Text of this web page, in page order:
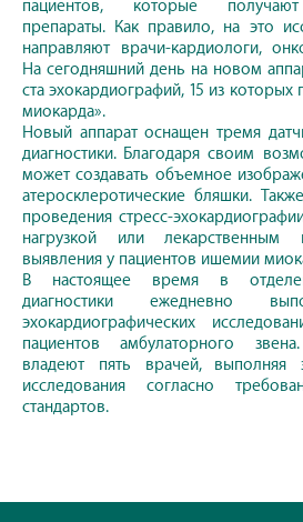
пациентов, которые получают
препараты. Как правило, на это
направляют врачи-кардиологи,
На сегодняшний день на новом
ста эхокардиографий, 15 из
миокарда».
Новый аппарат оснащен тремя
диагностики. Благодаря своим
может создавать объемное
атеросклеротические бляшки.
проведения стресс-
нагрузкой или
выявления у пациентов ишемии
В настоящее время в
диагностики ежедневно
эхокардиографических
пациентов амбулаторного
владеют пять врачей, выполняя
исследования согласно
стандартов.